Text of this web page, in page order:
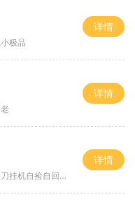
极品
详情
详情
自捡自回０血不
详情